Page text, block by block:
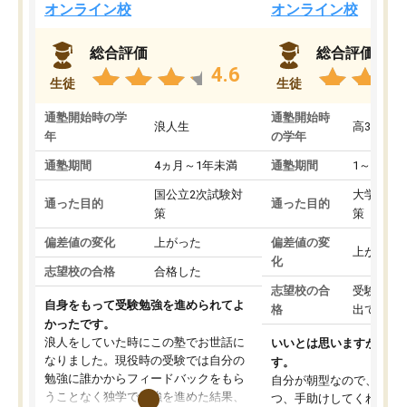
オンライン校
生徒
総合評価
4.6
通塾開始時の学
年
浪人生
通塾期間 4ヵ月～1年未満
通った目的
国公立2次試験対
策
偏差値の変化 上がった
志望校の合格 合格した
自身をもって受験勉強を進められてよ
かったです。
浪人をしていた時にこの塾でお世話に
なりました。現役時の受験では自分の
勉強に誰かからフィードバックをもら
うことなく独学で勉強を進めた結果、
オンライン校
生徒
総合評価
通塾開始時
の学年
高3
通塾期間 1～3ヵ月
通った目的
大学入学
策
偏差値の変
化
上がった
志望校の合
格
受験して
出ていな
いいとは思いますが、料
す。
自分が朝型なので、自習
つ、手助けしてくれる設